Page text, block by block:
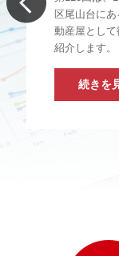
区尾山台に
動産屋とし
紹介します。
続きを